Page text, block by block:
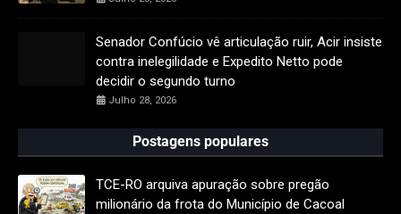
Senador Confúcio vê articulação ruir, Acir insiste
contra inelegilidade e Expedito Netto pode
decidir o segundo turno
Julho 28, 2026
Postagens populares
TCE-RO arquiva apuração sobre pregão
milionário da frota do Município de Cacoal